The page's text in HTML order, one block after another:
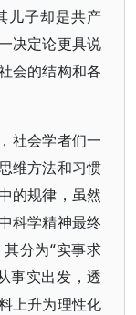
儿子却是共产
决定论更具说
会的结构和各
社会学者们一
维方法和习惯
的规律，虽然
科学精神最终
分为“实事求
事实出发，透
上升为理性化